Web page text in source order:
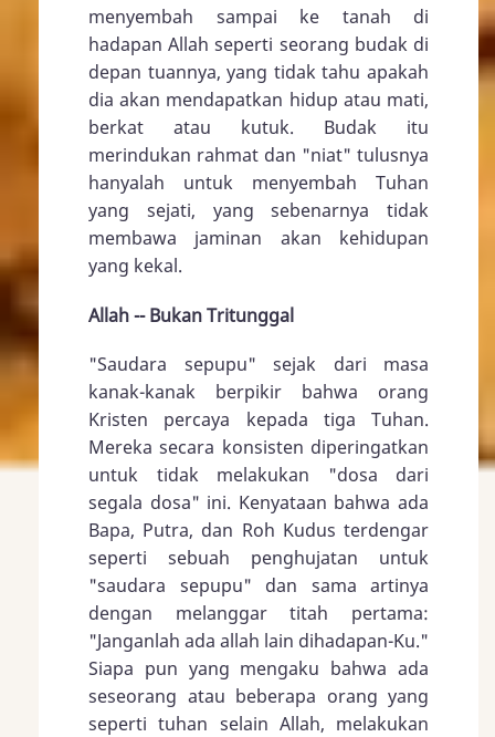
menyembah sampai ke tanah di
hadapan Allah seperti seorang budak di
depan tuannya, yang tidak tahu apakah
dia akan mendapatkan hidup atau mati,
berkat atau kutuk. Budak itu
merindukan rahmat dan "niat" tulusnya
hanyalah untuk menyembah Tuhan
yang sejati, yang sebenarnya tidak
membawa jaminan akan kehidupan
yang kekal.
Allah -- Bukan Tritunggal
"Saudara sepupu" sejak dari masa
kanak-kanak berpikir bahwa orang
Kristen percaya kepada tiga Tuhan.
Mereka secara konsisten diperingatkan
untuk tidak melakukan "dosa dari
segala dosa" ini. Kenyataan bahwa ada
Bapa, Putra, dan Roh Kudus terdengar
seperti sebuah penghujatan untuk
"saudara sepupu" dan sama artinya
dengan melanggar titah pertama:
"Janganlah ada allah lain dihadapan-Ku."
Siapa pun yang mengaku bahwa ada
seseorang atau beberapa orang yang
seperti tuhan selain Allah, melakukan